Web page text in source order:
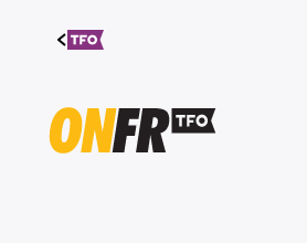
Aller au
contenu